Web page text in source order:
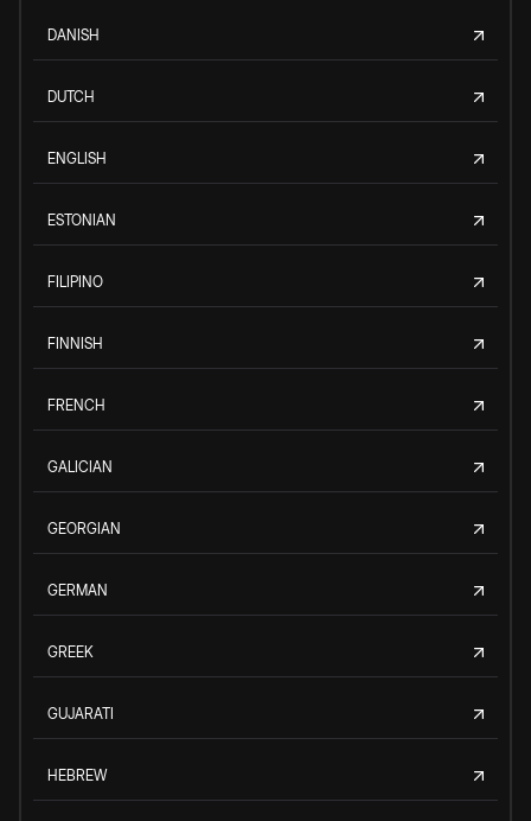
DANISH
DUTCH
ENGLISH
ESTONIAN
FILIPINO
FINNISH
FRENCH
GALICIAN
GEORGIAN
GERMAN
GREEK
GUJARATI
HEBREW